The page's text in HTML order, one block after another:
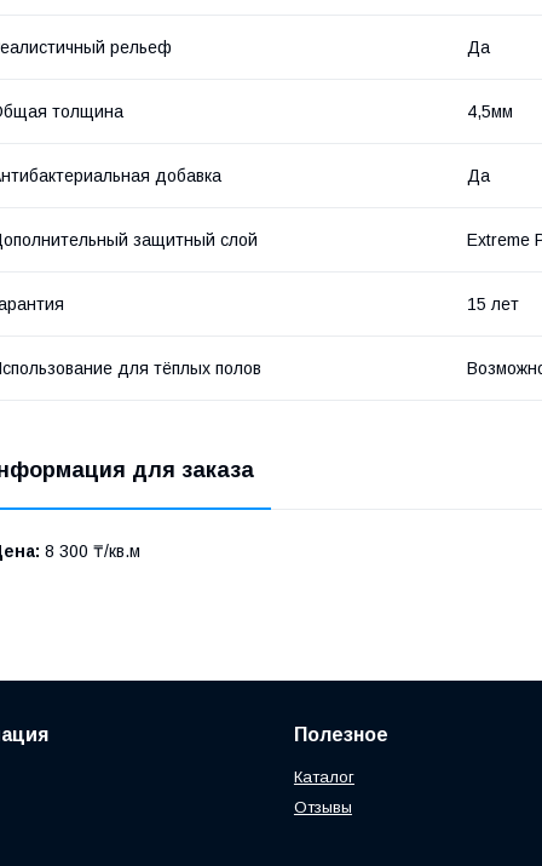
рельеф Да
толщина 4,5мм
добавка Да
защитный слой Extreme
15 лет
для тёплых полов
для заказа
8 300 ₸/кв.м
Полезное
Каталог
Отзывы